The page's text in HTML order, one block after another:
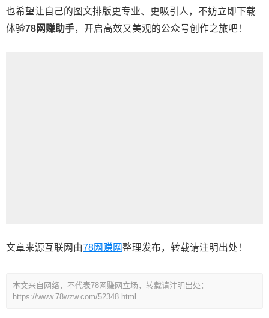
也希望让自己的图文排版更专业、更吸引人，不妨立即下载
体验78网赚助手，开启高效又美观的公众号创作之旅吧！
文章来源互联网由78网赚网整理发布，转载请注明出处！
本文来自网络，不代表78网赚网立场，转载请注明出处：
https://www.78wzw.com/52348.html